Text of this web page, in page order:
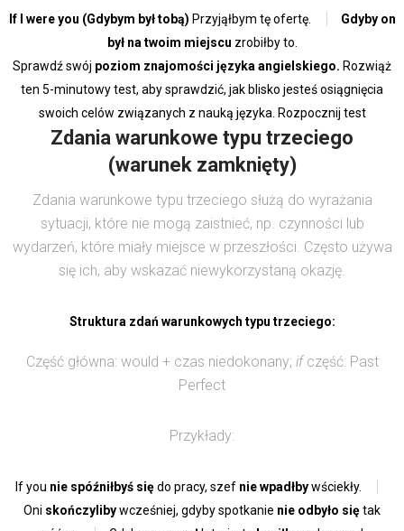
If I were you (Gdybym był tobą) Przyjąłbym tę ofertę.
Gdyby on
był na twoim miejscu zrobiłby to.
Sprawdź swój poziom znajomości języka angielskiego. Rozwiąż
ten 5-minutowy test, aby sprawdzić, jak blisko jesteś osiągnięcia
swoich celów związanych z nauką języka. Rozpocznij test
Zdania warunkowe typu trzeciego
(warunek zamknięty)
Zdania warunkowe typu trzeciego służą do wyrażania
sytuacji, które nie mogą zaistnieć, np. czynności lub
wydarzeń, które miały miejsce w przeszłości. Często używa
się ich, aby wskazać niewykorzystaną okazję.
Struktura zdań warunkowych typu trzeciego:
Część główna: would + czas niedokonany; ifczęść: Past
Perfect
Przykłady:
If you nie spóźniłbyś siędo pracy, szef nie wpadłbywściekły.
Oni skończylibywcześniej, gdyby spotkanie nie odbyło siętak